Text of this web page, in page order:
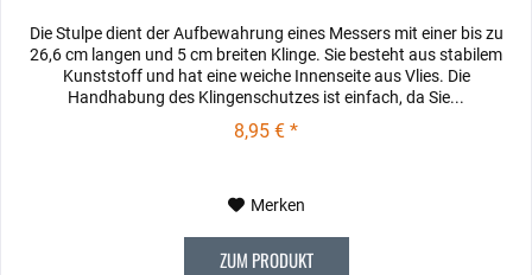
Die Stulpe dient der Aufbewahrung eines Messers mit einer bis zu
26,6 cm langen und 5 cm breiten Klinge. Sie besteht aus stabilem
Kunststoff und hat eine weiche Innenseite aus Vlies. Die
Handhabung des Klingenschutzes ist einfach, da Sie...
8,95 € *
Merken
ZUM PRODUKT